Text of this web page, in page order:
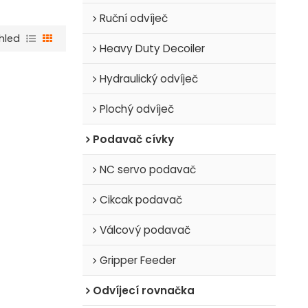
Ruční odvíječ
Heavy Duty Decoiler
Hydraulický odvíječ
Plochý odvíječ
Podavač cívky
NC servo podavač
Cikcak podavač
Válcový podavač
Gripper Feeder
Odvíjecí rovnačka